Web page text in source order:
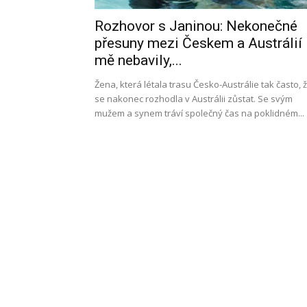
Rozhovor s Janinou: Nekonečné
přesuny mezi Českem a Austrálií
mě nebavily,...
Žena, která létala trasu Česko-Austrálie tak často,
se nakonec rozhodla v Austrálii zůstat. Se svým
mužem a synem tráví společný čas na poklidném...